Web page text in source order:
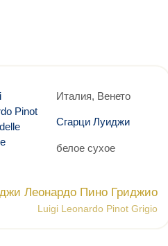
Италия, Венето
Сгарци Луиджи
белое сухое
Леонардо Пино Гриджио
Luigi Leonardo Pinot Grigio